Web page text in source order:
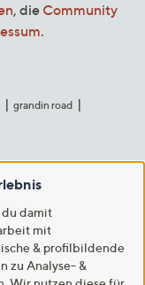
, die Community
.
grandin road
du damit
mit
& profilbildende
zu Analyse- &